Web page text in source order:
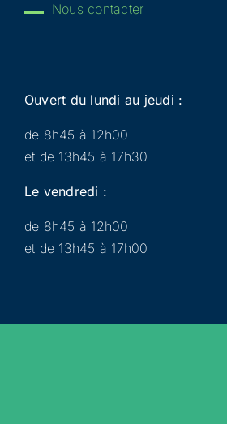
Nous contacter
Ouvert du lundi au jeudi :
de 8h45 à 12h00
et de 13h45 à 17h30
Le vendredi :
de 8h45 à 12h00
et de 13h45 à 17h00